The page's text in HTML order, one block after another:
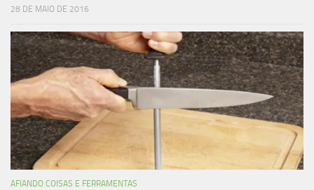
28 DE MAIO DE 2016
AFIANDO COISAS E FERRAMENTAS